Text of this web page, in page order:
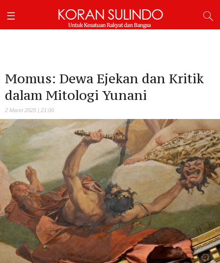
Momus: Dewa Ejekan dan Kritik
dalam Mitologi Yunani
2 Maret 2025 | 21:00